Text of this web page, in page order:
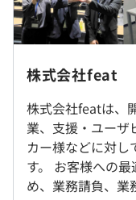
1on1面談を四半期
また、査定面談は年
開発はだいたい３
社内もしくはお客様
常駐先は、東京都
す。
希望の無い転居を
さい。
基本的には出社前
就業場所の変更範囲
（※ 想定年収は年収提
9:00〜18:00（お客
休憩時間：12:00〜
平均残業時間：平均
株式会社feat
株式会社featは、
業、支援・ユーザ
カー様などに対し
す。 お客様への最適なソリューションを実現するた
め、業務請負、業